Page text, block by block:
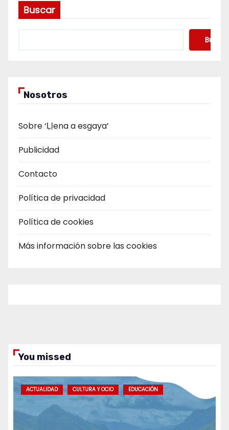
Buscar
Buscar
Nosotros
Sobre ‘Ḷḷena a esgaya’
Publicidad
Contacto
Política de privacidad
Política de cookies
Más información sobre las cookies
You missed
ACTUALIDAD CULTURA Y OCIO EDUCACIÓN